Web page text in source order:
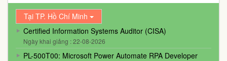
Tại TP. Hồ Chí Minh
Certified Information Systems Auditor (CISA)
Ngày khai giảng : 22-08-2026
PL-500T00: Microsoft Power Automate RPA Developer